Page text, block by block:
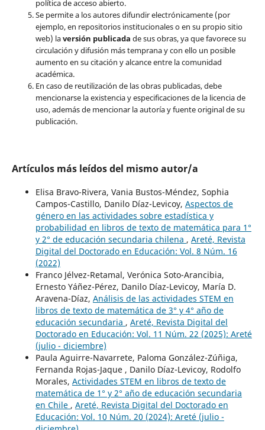
política de acceso abierto.
Se permite a los autores difundir electrónicamente (por
ejemplo, en repositorios institucionales o en su propio sitio
web) laversión publicada de sus obras, ya que favorece su
circulación y difusión más temprana y con ello un posible
aumento en su citación y alcance entre la comunidad
académica.
En caso de reutilización de las obras publicadas, debe
mencionarse la existencia y especificaciones de la licencia de
uso, además de mencionar la autoría y fuente original de su
publicación.
Artículos más leídos del mismo autor/a
Elisa Bravo-Rivera, Vania Bustos-Méndez, Sophia
Campos-Castillo, Danilo Díaz-Levicoy, Aspectos de
género en las actividades sobre estadística y
probabilidad en libros de texto de matemática para 1°
y 2° de educación secundaria chilena , Areté, Revista
Digital del Doctorado en Educación: Vol. 8 Núm. 16
(2022)
Franco Jélvez-Retamal, Verónica Soto-Arancibia,
Ernesto Yáñez-Pérez, Danilo Díaz-Levicoy, María D.
Aravena-Díaz, Análisis de las actividades STEM en
libros de texto de matemática de 3° y 4° año de
educación secundaria , Areté, Revista Digital del
Doctorado en Educación: Vol. 11 Núm. 22 (2025): Areté
(julio - diciembre)
Paula Aguirre-Navarrete, Paloma González-Zúñiga,
Fernanda Rojas-Jaque , Danilo Díaz-Levicoy, Rodolfo
Morales, Actividades STEM en libros de texto de
matemática de 1° y 2° año de educación secundaria
en Chile , Areté, Revista Digital del Doctorado en
Educación: Vol. 10 Núm. 20 (2024): Areté (julio -